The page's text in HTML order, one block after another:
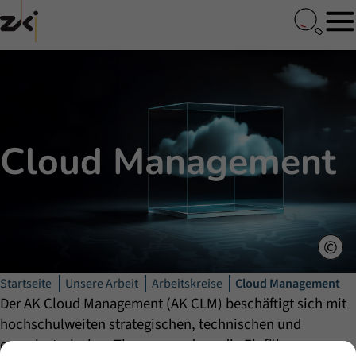
Cloud Management
Startseite Unsere Arbeit Arbeitskreise Cloud Management
Der AK Cloud Management (AK CLM) beschäftigt sich mit
hochschulweiten strategischen, technischen und
organisatorischen Themen rund um die Einführung,